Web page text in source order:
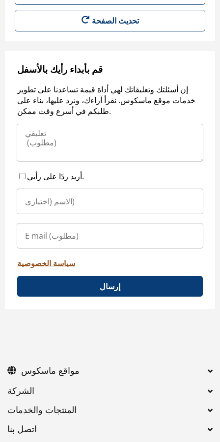
تحديث الصفحة
قم بأبداء رأيك بالأسفل
إن أسئلتك وتعليقاتك لهي أداة قيمة تساعدنا على تطوير
خدمات موقع ماسكوس. نقرأ آراءك، ونرد عليها، بناء على
طلبكم في أسرع وقت ممكن.
أريد ردًا على رأيي.
سياسة الخصوصية
إرسال
اتصل بنا
مواقع ماسكوس